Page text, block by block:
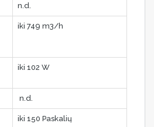
n.d.
iki 749 m3/h
iki 102 W
n.d.
iki 150 Paskalių